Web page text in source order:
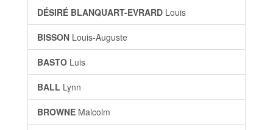
DÉSIRÉ BLANQUART-EVRARD Louis
BISSON Louis-Auguste
BASTO Luis
BALL Lynn
BROWNE Malcolm